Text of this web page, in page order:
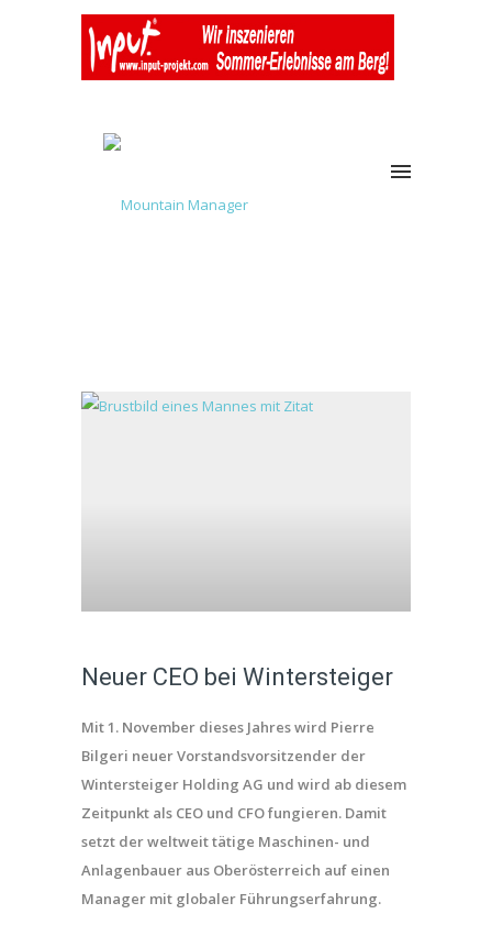
Neuer CEO bei Wintersteiger
Mit 1. November dieses Jahres wird Pierre
Bilgeri neuer Vorstandsvorsitzender der
Wintersteiger Holding AG und wird ab diesem
Zeitpunkt als CEO und CFO fungieren. Damit
setzt der weltweit tätige Maschinen- und
Anlagenbauer aus Oberösterreich auf einen
Manager mit globaler Führungserfahrung.